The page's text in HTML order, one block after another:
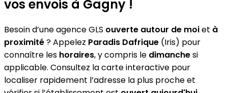
vos envois à Gagny !
Besoin d’une agence GLS ouverte autour de moiet à
proximité? Appelez Paradis Dafrique (Iris) pour
connaître les horaires, y compris le dimanchesi
applicable. Consultez la carte interactive pour
localiser rapidement l’adresse la plus proche et